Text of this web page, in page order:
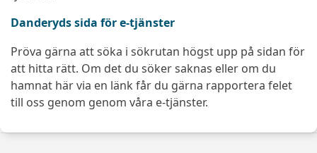
Danderyds sida för e-tjänster
Pröva gärna att söka i sökrutan högst upp på sidan för
att hitta rätt. Om det du söker saknas eller om du
hamnat här via en länk får du gärna rapportera felet
till oss genom genom våra e-tjänster.